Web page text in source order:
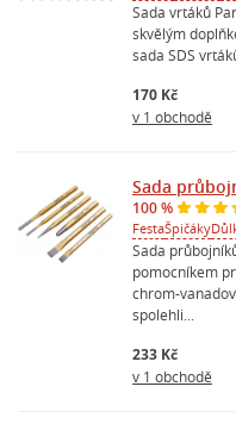
Sada vrtáků
skvělým
sada SDS
170 Kč
v 1 obchodě
Sada
100 %
FestaŠpičáky
Sada
pomocníkem
chrom-
spolehli...
233 Kč
v 1 obchodě